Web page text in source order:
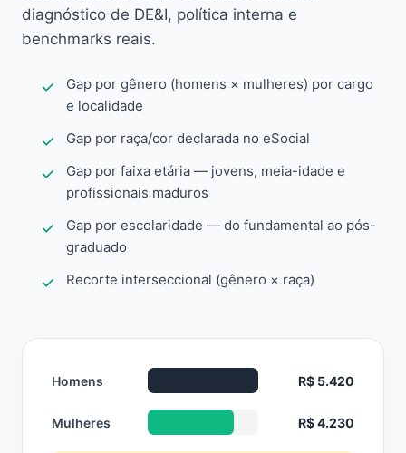
diagnóstico de DE&I, política interna e
benchmarks reais.
Gap por gênero (homens × mulheres) por cargo
e localidade
Gap por raça/cor declarada no eSocial
Gap por faixa etária — jovens, meia-idade e
profissionais maduros
Gap por escolaridade — do fundamental ao pós-
graduado
Recorte interseccional (gênero × raça)
Homens R$ 5.420
Mulheres R$ 4.230